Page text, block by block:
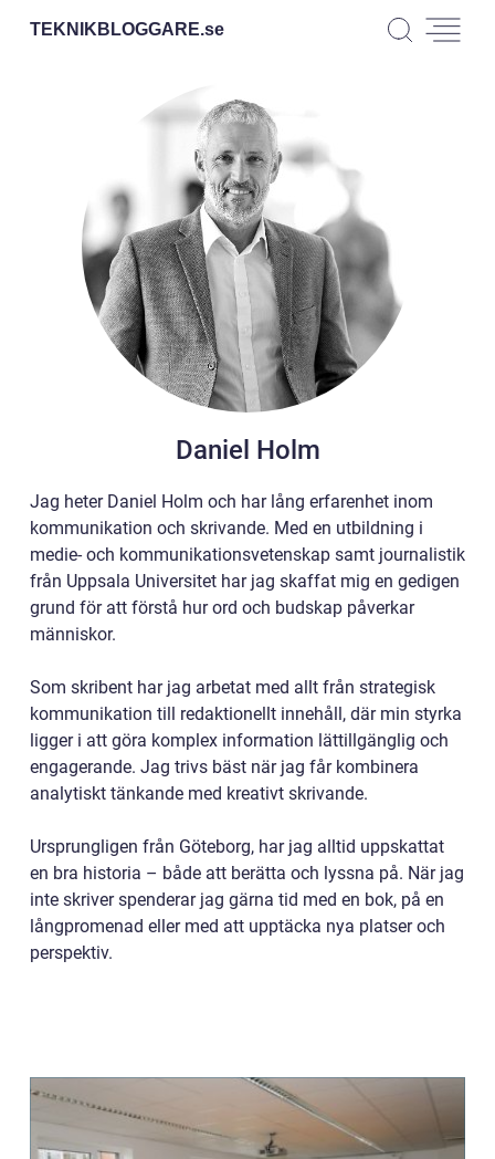
TEKNIKBLOGGARE.se
Daniel Holm
Jag heter Daniel Holm och har lång erfarenhet inom
kommunikation och skrivande. Med en utbildning i
medie- och kommunikationsvetenskap samt journalistik
från Uppsala Universitet har jag skaffat mig en gedigen
grund för att förstå hur ord och budskap påverkar
människor.
Som skribent har jag arbetat med allt från strategisk
kommunikation till redaktionellt innehåll, där min styrka
ligger i att göra komplex information lättillgänglig och
engagerande. Jag trivs bäst när jag får kombinera
analytiskt tänkande med kreativt skrivande.
Ursprungligen från Göteborg, har jag alltid uppskattat
en bra historia – både att berätta och lyssna på. När jag
inte skriver spenderar jag gärna tid med en bok, på en
långpromenad eller med att upptäcka nya platser och
perspektiv.